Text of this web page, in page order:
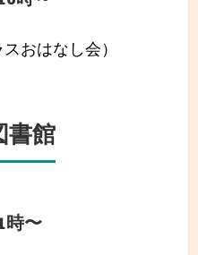
おはなし会）
書館
時〜